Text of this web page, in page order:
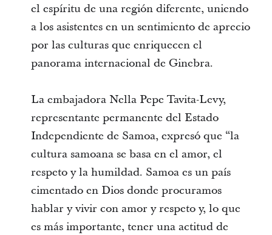
el espíritu de una región diferente, uniendo
a los asistentes en un sentimiento de aprecio
por las culturas que enriquecen el
panorama internacional de Ginebra.
La embajadora Nella Pepe Tavita-Levy,
representante permanente del Estado
Independiente de Samoa, expresó que “la
cultura samoana se basa en el amor, el
respeto y la humildad. Samoa es un país
cimentado en Dios donde procuramos
hablar y vivir con amor y respeto y, lo que
es más importante, tener una actitud de